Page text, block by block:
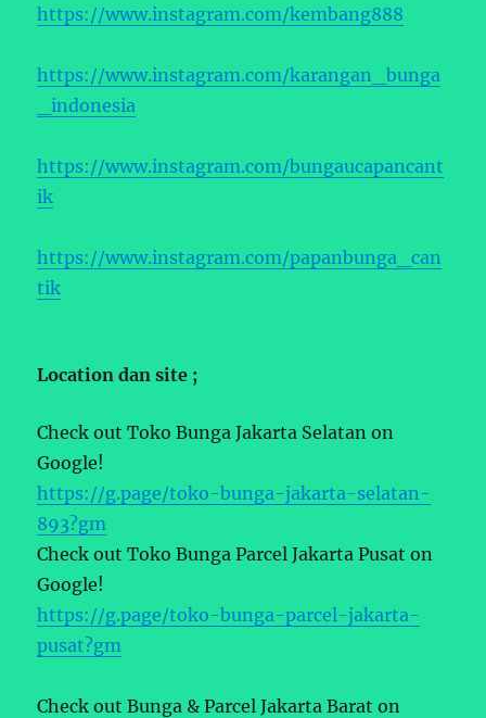
https://www.instagram.com/kembang888
https://www.instagram.com/karangan_bunga
_indonesia
https://www.instagram.com/bungaucapancant
ik
https://www.instagram.com/papanbunga_can
tik
Location dan site ;
Check out Toko Bunga Jakarta Selatan on
Google!
https://g.page/toko-bunga-jakarta-selatan-
893?gm
Check out Toko Bunga Parcel Jakarta Pusat on
Google!
https://g.page/toko-bunga-parcel-jakarta-
pusat?gm
Check out Bunga & Parcel Jakarta Barat on